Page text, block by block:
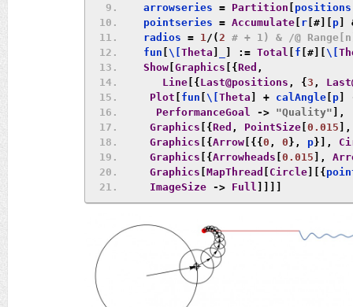
   arrowseries
= Partition positions
   pointseries
= Accumulate r [#][ p
   radios
= 1 /( 2 # + 1) & /@
   fun
\[ Theta := Total f [#][ \[
Show Graphics [{ Red ,
Line [{ Last@positions , { 3 ,
Plot
fun \[ Theta + calAngle p
PerformanceGoal
-> "Quality" ],
Graphics [{ Red , PointSize 0.015 ],
Graphics [{ Arrow [{{ 0 , 0 }, p}],
Graphics [{ Arrowheads 0.015 ],
Graphics MapThread Circle ][{
ImageSize
-> Full